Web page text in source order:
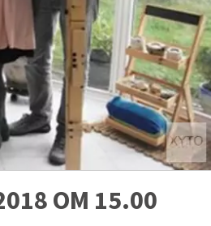
OM 15.00